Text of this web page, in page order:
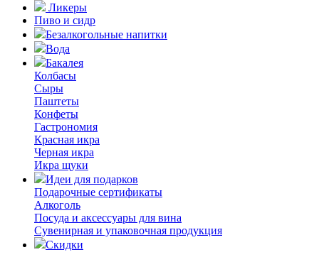
Ликеры
Пиво и сидр
Безалкогольные напитки
Вода
Бакалея
Колбасы
Сыры
Паштеты
Конфеты
Гастрономия
Красная икра
Черная икра
Икра щуки
Идеи для подарков
Подарочные сертификаты
Алкоголь
Посуда и аксессуары для вина
Сувенирная и упаковочная продукция
Скидки